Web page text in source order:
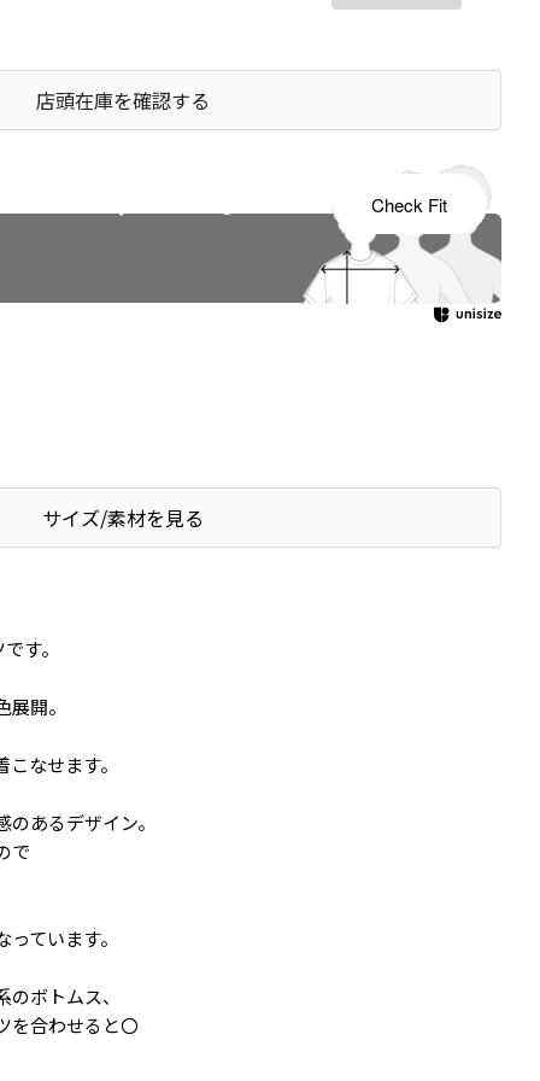
店頭在庫を確認する
サイズ/素材を見る
す。
開。
なせます。
あるデザイン。
で
ています。
ボトムス、
を合わせると〇
Check Fit